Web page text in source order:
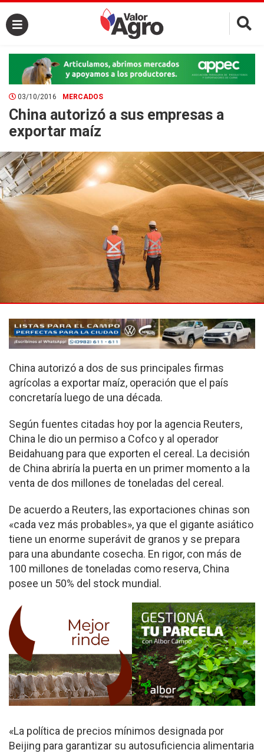
×
03/10/2016 MERCADOS
China autorizó a sus empresas a
exportar maíz
China autorizó a dos de sus principales firmas
agrícolas a exportar maíz, operación que el país
concretaría luego de una década.
Según fuentes citadas hoy por la agencia Reuters,
China le dio un permiso a Cofco y al operador
Beidahuang para que exporten el cereal. La decisión
de China abriría la puerta en un primer momento a la
venta de dos millones de toneladas del cereal.
De acuerdo a Reuters, las exportaciones chinas son
«cada vez más probables», ya que el gigante asiático
tiene un enorme superávit de granos y se prepara
para una abundante cosecha. En rigor, con más de
100 millones de toneladas como reserva, China
posee un 50% del stock mundial.
«La política de precios mínimos designada por
Beijing para garantizar su autosuficiencia alimentaria